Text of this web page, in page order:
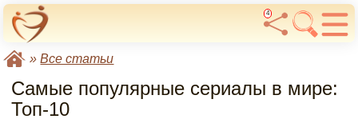
4
»Все статьи
Самые популярные сериалы в мире:
Топ-10